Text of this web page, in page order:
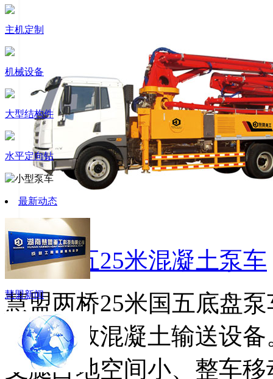
主机定制
机械设备
大型结构件
水平定向钻
最新动态
慧盟新闻
两桥国五25米混凝土泵车
慧盟两桥25米国五底盘
体的高效混凝土输送设
支腿占地空间小、整车